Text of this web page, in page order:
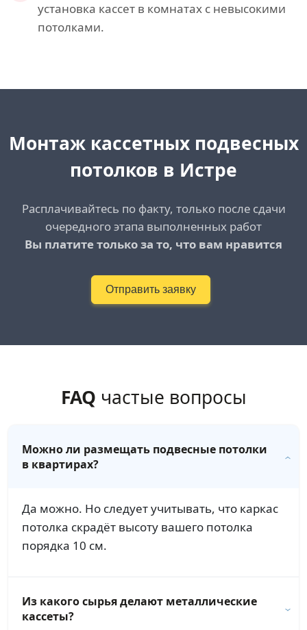
установка кассет в комнатах с невысокими
потолками.
Монтаж кассетных подвесных
потолков в Истре
Расплачивайтесь по факту, только после сдачи
очередного этапа выполненных работ
Вы платите только за то, что вам нравится
Отправить заявку
FAQ частые вопросы
Можно ли размещать подвесные потолки
в квартирах?
Да можно. Но следует учитывать, что каркас
потолка скрадёт высоту вашего потолка
порядка 10 см.
Из какого сырья делают металлические
кассеты?